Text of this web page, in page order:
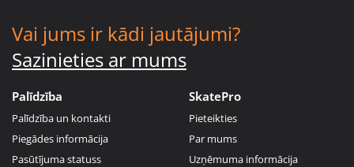
Vai jums ir kādi jautājumi?
Sazinieties ar mums
Palīdzība
Palīdzība un kontakti
Piegādes informācija
Pasūtījuma statuss
SkatePro
Pieteikties
Par mums
Uzņēmuma informācija